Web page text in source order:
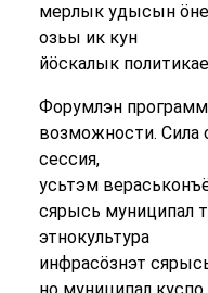
мерлык удысын
озьы ик кун
йӧскалык
Форумлэн
возможности. Сила
сессия,
усьтэм
сярысь муниципал
этнокультура
инфрасӧзнэт